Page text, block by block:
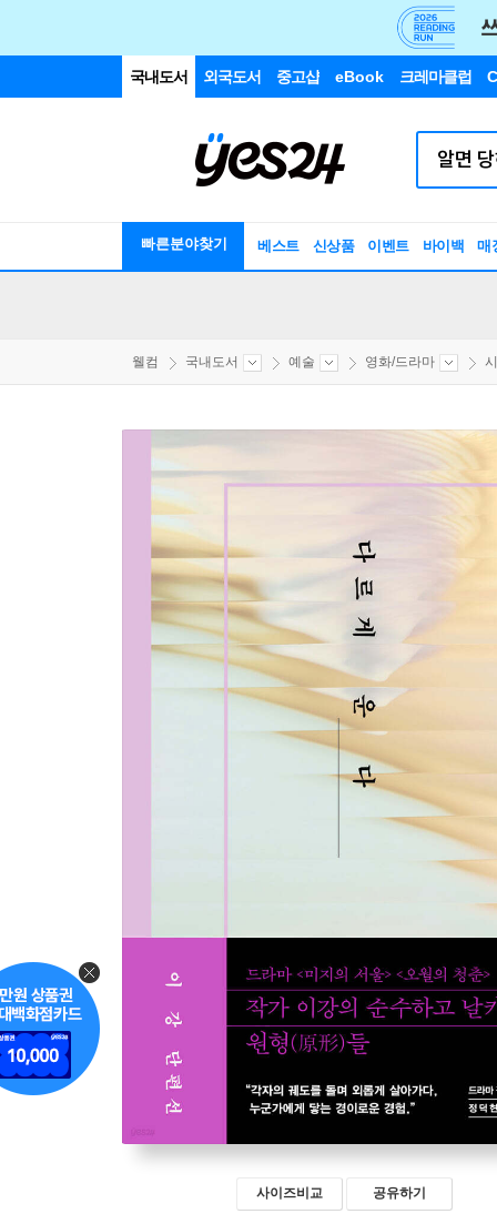
국내도서 외국도서 중고샵 eBook 크레마클럽
빠른분야찾기 베스트 신상품 이벤트 바이백 매
웰컴 국내도서 예술 영화/드라마
사이즈비교 공유하기